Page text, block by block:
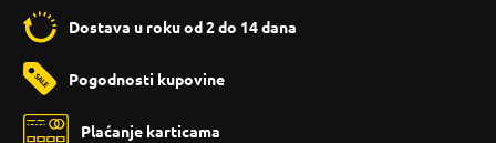
Dostava u roku od 2 do 14 dana
Pogodnosti kupovine
Plaćanje karticama